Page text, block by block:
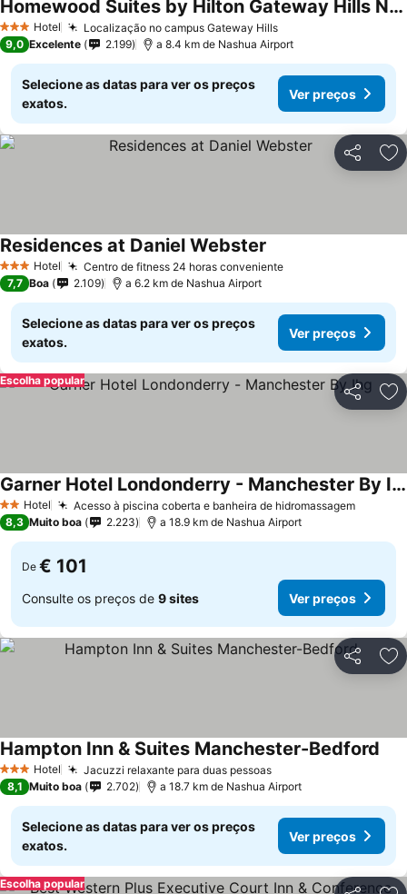
3 EstrelasHotel Localização no campus Gateway Hills
Homewood Suites by Hilton Gateway Hills Nashua
9,0 Excelente 2.199 a 8.4 km de Nashua Airport
Selecione as datas para ver os preços
exatos.
Ver preços
Partilhar
3 EstrelasHotel Centro de fitness 24 horas conveniente
Residences at Daniel Webster
7,7 Boa 2.109 a 6.2 km de Nashua Airport
Selecione as datas para ver os preços
exatos.
Ver preços
Partilhar
Escolha popular
2 Estrelas
Hotel Acesso à piscina coberta e banheira de hidromassagem
Garner Hotel Londonderry - Manchester By Ihg
8,3 Muito boa 2.223 a 18.9 km de Nashua Airport
De € 101
Consulte os preços de 9 sites Ver preços
Partilhar
3 EstrelasHotel Jacuzzi relaxante para duas pessoas
Hampton Inn & Suites Manchester-Bedford
8,1 Muito boa 2.702 a 18.7 km de Nashua Airport
Selecione as datas para ver os preços
exatos.
Ver preços
Escolha popular